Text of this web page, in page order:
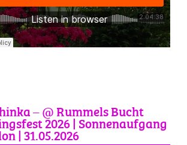
– @ Rummels Bucht
2026 | Sonnenaufgang
| 31.05.2026